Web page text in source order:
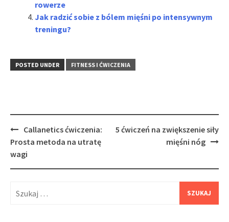
rowerze
Jak radzić sobie z bólem mięśni po intensywnym
treningu?
POSTED UNDER FITNESS I ĆWICZENIA
Post
navigation
Callanetics ćwiczenia:
Prosta metoda na utratę
wagi
5 ćwiczeń na zwiększenie siły
mięśni nóg